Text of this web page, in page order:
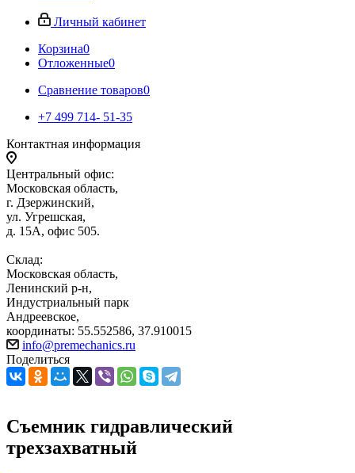
Личный кабинет
Корзина0
Отложенные0
Сравнение товаров0
+7 499 714- 51-35
Контактная информация
Центральный офис:
Московская область,
г. Дзержинский,
ул. Угрешская,
д. 15А, офис 505.
Склад:
Московская область,
Ленинский р-н,
Индустриальный парк
Андреевское,
координаты: 55.552586, 37.910015
info@premechanics.ru
Поделиться
Съемник гидравлический
трехзахватный